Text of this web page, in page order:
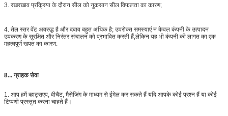
3. रखरखाव प्रक्रिया के दौरान सील को नुकसान सील विफलता का कारण;
4. तेल स्तर वेंट अवरुद्ध है और दबाव बहुत अधिक है; उपरोक्त समस्याएं न केवल कंपनी के उत्पादन
उपकरण के सुरक्षित और निरंतर संचालन को प्रभावित करती हैं,लेकिन यह भी कंपनी की लागत का एक
महत्वपूर्ण खपत का कारण.
8... ग्राहक सेवा
1. आप हमें व्हाट्सएप, वीचैट, मैसेजिंग के माध्यम से ईमेल कर सकते हैं यदि आपके कोई प्रश्न हैं या कोई
टिप्पणी प्रस्तुत करना चाहते हैं।